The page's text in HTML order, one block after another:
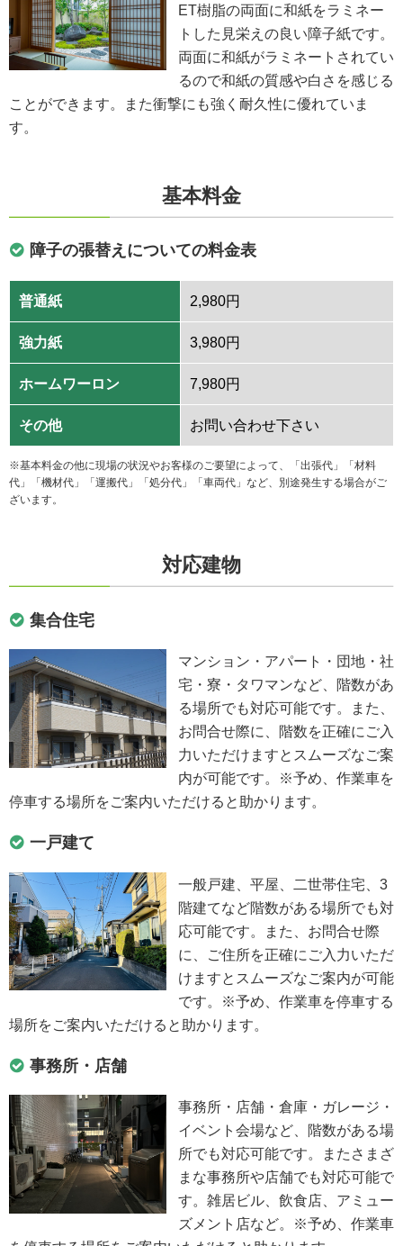
ET樹脂の両面に和紙をラミネー
トした見栄えの良い障子紙です。
両面に和紙がラミネートされてい
るので和紙の質感や白さを感じる
ことができます。また衝撃にも強く耐久性に優れていま
す。
基本料金
障子の張替えについての料金表
普通紙 2,980円
強力紙 3,980円
ホームワーロン 7,980円
その他 お問い合わせ下さい
※基本料金の他に現場の状況やお客様のご要望によって、「出張代」「材料
代」「機材代」「運搬代」「処分代」「車両代」など、別途発生する場合がご
ざいます。
対応建物
集合住宅
マンション・アパート・団地・社
宅・寮・タワマンなど、階数があ
る場所でも対応可能です。また、
お問合せ際に、階数を正確にご入
力いただけますとスムーズなご案
内が可能です。※予め、作業車を
停車する場所をご案内いただけると助かります。
一戸建て
一般戸建、平屋、二世帯住宅、3
階建てなど階数がある場所でも対
応可能です。また、お問合せ際
に、ご住所を正確にご入力いただ
けますとスムーズなご案内が可能
です。※予め、作業車を停車する
場所をご案内いただけると助かります。
事務所・店舗
事務所・店舗・倉庫・ガレージ・
イベント会場など、階数がある場
所でも対応可能です。またさまざ
まな事務所や店舗でも対応可能で
す。雑居ビル、飲食店、アミュー
ズメント店など。※予め、作業車